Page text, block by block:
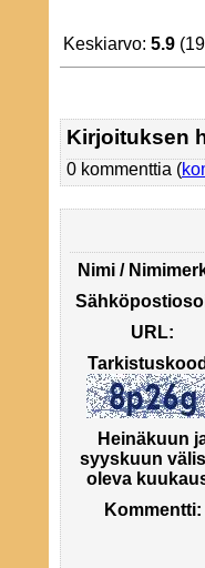
Keskiarvo: 5.9
Kirjoituksen
0 kommenttia (
Nimi /
URL:
Heinäkuun
syyskuun
oleva
Kommentti: